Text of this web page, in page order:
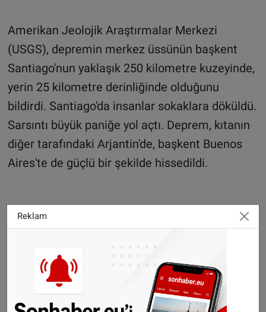
Amerikan Jeolojik Araştırmalar Merkezi
(USGS), depremin merkez üssünün başkent
Santiago'nun yaklaşık 250 kilometre kuzeyinde,
yerin 25 kilometre derinliğinde olduğunu
bildirdi. Santiago'da insanlar sokaklara döküldü.
Sarsıntı büyük paniğe yol açtı. Deprem, kıtanın
diğer tarafındaki Arjantin'de, başkent Buenos
Aires'te de güçlü bir şekilde hissedildi.
Reklam